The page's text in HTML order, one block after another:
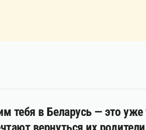
тебя в Беларусь — это